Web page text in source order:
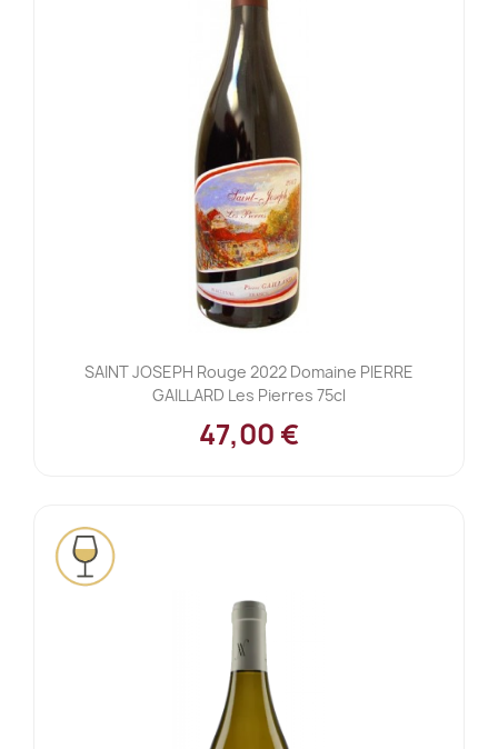
SAINT JOSEPH Rouge 2022 Domaine PIERRE
GAILLARD Les Pierres 75cl
47,00 €